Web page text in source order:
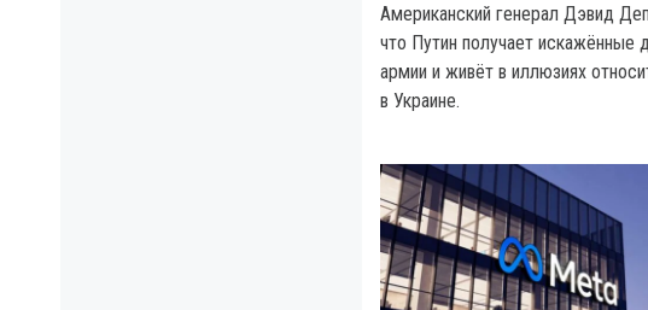
Американский генерал Дэвид
что Путин получает искажённые
армии и живёт в иллюзиях
в Украине.